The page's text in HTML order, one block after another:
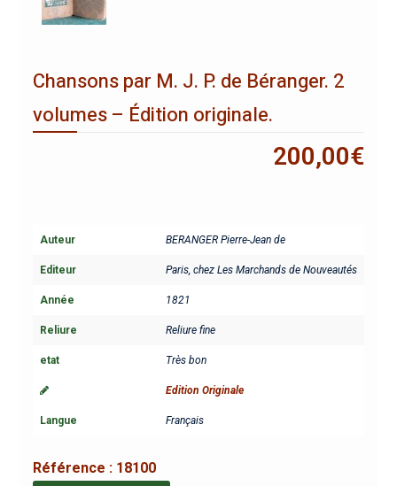
Chansons par M. J. P. de Béranger. 2
volumes – Édition originale.
200,00€
Auteur BERANGER Pierre-Jean de
Editeur Paris, chez Les Marchands de Nouveautés
Année 1821
Reliure Reliure fine
etat Très bon
Edition Originale
Langue Français
Référence : 18100